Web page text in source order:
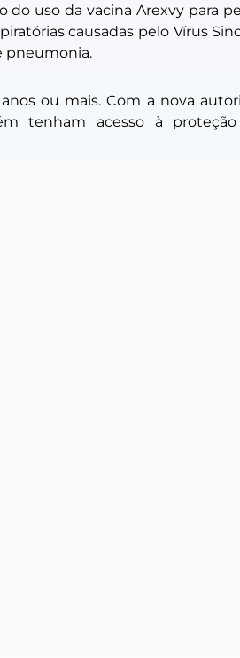
do uso da vacina Arexvy para
causadas pelo Vírus
pneumonia.
ou mais. Com a nova
tenham acesso à